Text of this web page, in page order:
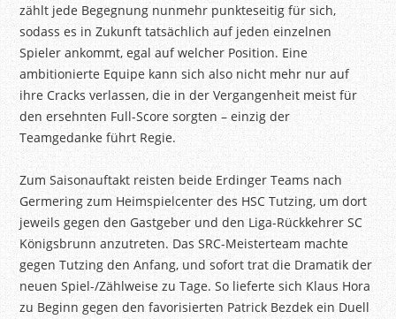
zählt jede Begegnung nunmehr punkteseitig für sich,
sodass es in Zukunft tatsächlich auf jeden einzelnen
Spieler ankommt, egal auf welcher Position. Eine
ambitionierte Equipe kann sich also nicht mehr nur auf
ihre Cracks verlassen, die in der Vergangenheit meist für
den ersehnten Full-Score sorgten – einzig der
Teamgedanke führt Regie.
Zum Saisonauftakt reisten beide Erdinger Teams nach
Germering zum Heimspielcenter des HSC Tutzing, um dort
jeweils gegen den Gastgeber und den Liga-Rückkehrer SC
Königsbrunn anzutreten. Das SRC-Meisterteam machte
gegen Tutzing den Anfang, und sofort trat die Dramatik der
neuen Spiel-/Zählweise zu Tage. So lieferte sich Klaus Hora
zu Beginn gegen den favorisierten Patrick Bezdek ein Duell